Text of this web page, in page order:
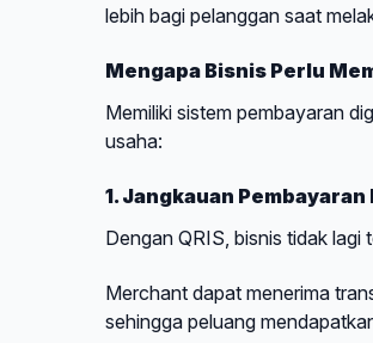
lebih bagi pelanggan saat
Mengapa Bisnis Perlu
Memiliki sistem pembayaran
usaha:
1. Jangkauan Pembayaran
Dengan QRIS, bisnis tidak
Merchant dapat menerima
sehingga peluang